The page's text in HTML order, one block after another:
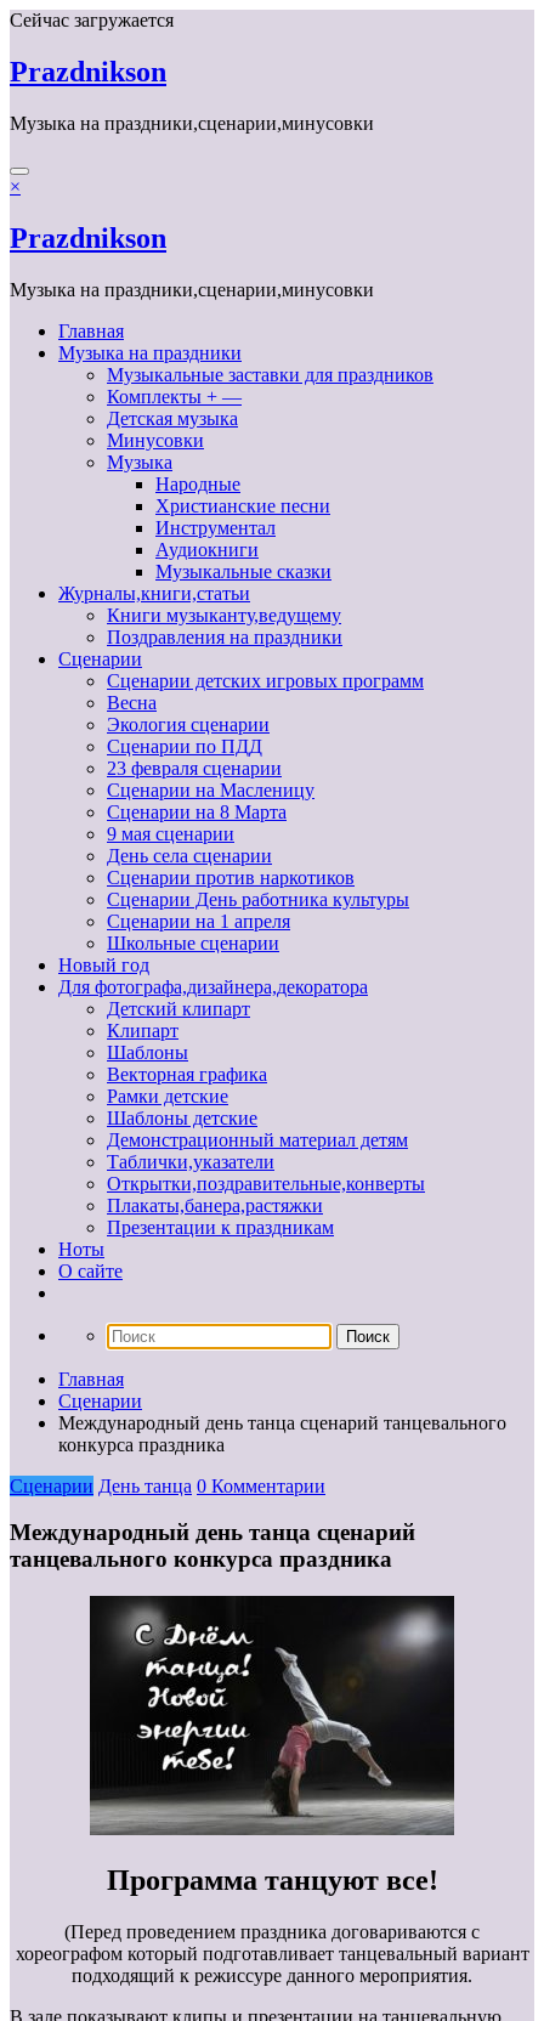
Перейти
содержимому
Сейчас загружается
Prazdnikson
Музыка на праздники,сценарии,минусовки
×
Prazdnikson
Музыка на праздники,сценарии,минусовки
Главная
Музыка на праздники
Музыкальные заставки для праздников
Комплекты + —
Детская музыка
Минусовки
Музыка
Народные
Христианские песни
Инструментал
Аудиокниги
Музыкальные сказки
Журналы,книги,статьи
Книги музыканту,ведущему
Поздравления на праздники
Сценарии
Сценарии детских игровых программ
Весна
Экология сценарии
Сценарии по ПДД
23 февраля сценарии
Сценарии на Масленицу
Сценарии на 8 Марта
9 мая сценарии
День села сценарии
Сценарии против наркотиков
Сценарии День работника культуры
Сценарии на 1 апреля
Школьные сценарии
Новый год
Для фотографа,дизайнера,декоратора
Детский клипарт
Клипарт
Шаблоны
Векторная графика
Рамки детские
Шаблоны детские
Демонстрационный материал детям
Таблички,указатели
Открытки,поздравительные,конверты
Плакаты,банера,растяжки
Презентации к праздникам
Ноты
О сайте
Главная
Сценарии
Международный день танца сценарий танцевального
конкурса праздника
Сценарии День танца 0 Комментарии
Международный день танца сценарий
танцевального конкурса праздника
Программа танцуют все!
(Перед проведением праздника договариваются с
хореографом который подготавливает танцевальный вариант
подходящий к режиссуре данного мероприятия.
В зале показывают клипы и презентации на танцевальную